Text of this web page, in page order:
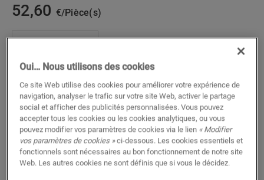
52,60 €/Pièce(s)
AJOUTER AU PANIER
Hâte de découvrir cet accessoire en vrai ?
Rendez visite à votre revendeur le plus proche
Oui… Nous utilisons des cookies
Ce site Web utilise des cookies pour améliorer votre expérience de
navigation, analyser le trafic sur votre site Web, activer le partage
social et afficher des publicités personnalisées. Vous pouvez
accepter tous les cookies ou les cookies analytiques, ou vous
pouvez modifier vos paramètres de cookies via le lien « Modifier
vos paramètres de cookies »ci-dessous. Les cookies essentiels et
fonctionnels sont nécessaires au bon fonctionnement de notre site
Web. Les autres cookies ne sont définis que si vous le décidez.